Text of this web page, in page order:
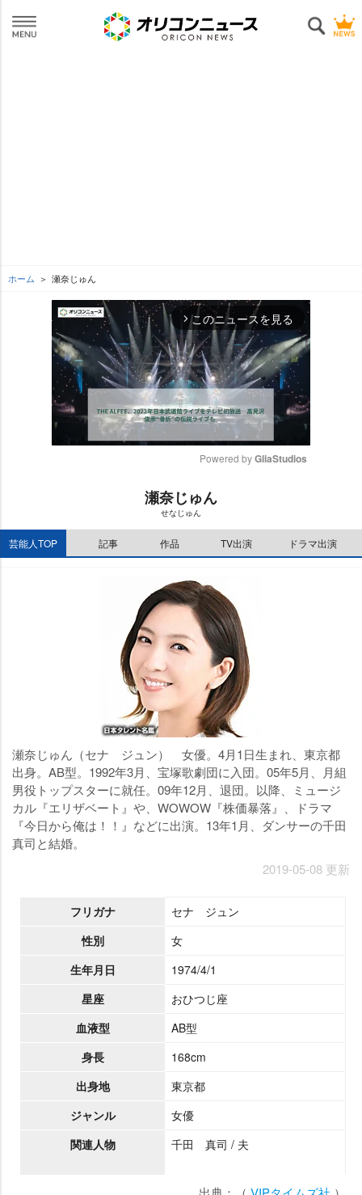
ホーム 瀬奈じゅん
arrow_forward_ios このニュースを見る
Powered by GliaStudios
瀬奈じゅん
せなじゅん
芸能人TOP 記事 作品 TV出演 ドラマ出演
瀬奈じゅん（セナ ジュン） 女優。4月1日生まれ、東京都
出身。AB型。1992年3月、宝塚歌劇団に入団。05年5月、月組
男役トップスターに就任。09年12月、退団。以降、ミュージ
カル『エリザベート』や、WOWOW『株価暴落』、ドラマ
『今日から俺は！！』などに出演。13年1月、ダンサーの千田
真司と結婚。
2019-05-08 更新
フリガナ
セナ ジュン
性別
女
生年月日
1974/4/1
星座
おひつじ座
血液型
AB型
身長
168cm
出身地
東京都
ジャンル
女優
関連人物
千田 真司 / 夫